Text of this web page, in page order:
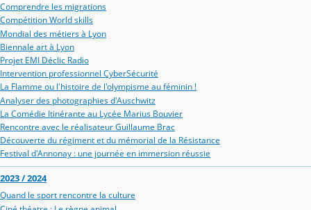
Comprendre les migrations
Compétition World skills
Mondial des métiers à Lyon
Biennale art à Lyon
Projet EMI Déclic Radio
Intervention professionnel CyberSécurité
La Flamme ou l'histoire de l'olympisme au féminin !
Analyser des photographies d'Auschwitz
La Comédie Itinérante au Lycée Marius Bouvier
Rencontre avec le réalisateur Guillaume Brac
Découverte du régiment et du mémorial de la Résistance
Festival d'Annonay : une journée en immersion réussie
2023 / 2024
Quand le sport rencontre la culture